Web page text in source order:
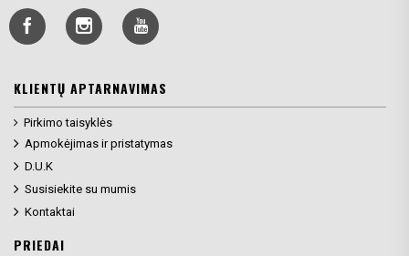
KLIENTŲ APTARNAVIMAS
Pirkimo taisyklės
Apmokėjimas ir pristatymas
D.U.K
Susisiekite su mumis
Kontaktai
PRIEDAI